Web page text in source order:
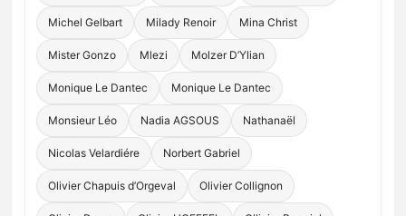
Michel Gelbart Milady Renoir Mina Christ
Mister Gonzo Mlezi Molzer D’Ylian
Monique Le Dantec Monique Le Dantec
Monsieur Léo Nadia AGSOUS Nathanaël
Nicolas Velardiére Norbert Gabriel
Olivier Chapuis d’Orgeval Olivier Collignon